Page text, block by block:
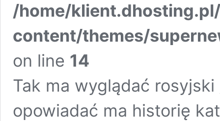
/home/
content/themes/
on line 14
Tak ma wyglądać
opowiadać ma historię